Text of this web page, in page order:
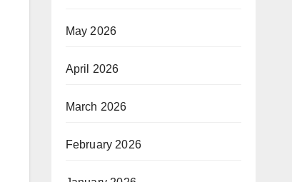
May 2026
April 2026
March 2026
February 2026